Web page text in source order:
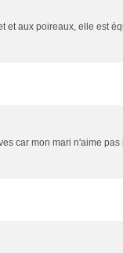
et aux poireaux, elle est
car mon mari n'aime pas